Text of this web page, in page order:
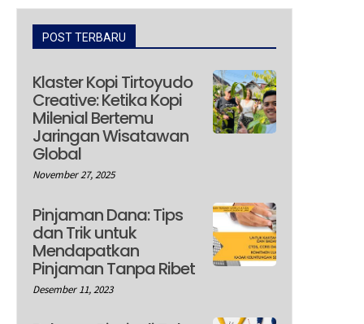
POST TERBARU
Klaster Kopi Tirtoyudo
Creative: Ketika Kopi
Milenial Bertemu
Jaringan Wisatawan
Global
November 27, 2025
Pinjaman Dana: Tips
dan Trik untuk
Mendapatkan
Pinjaman Tanpa Ribet
Desember 11, 2023